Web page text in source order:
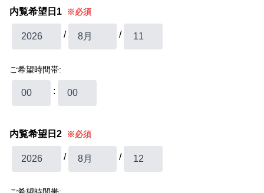
内覧希望日1 ※必須
/ /
ご希望時間帯:
:
内覧希望日2 ※必須
/ /